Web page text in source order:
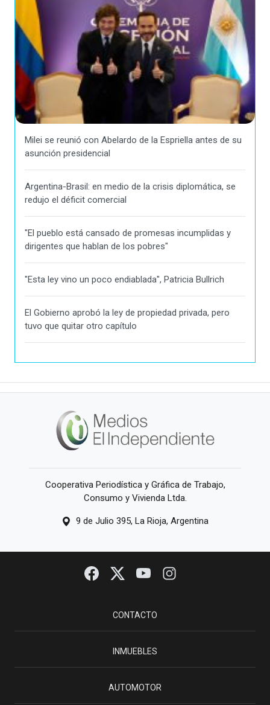
Milei se reunió con Abelardo de la Espriella antes de su
asunción presidencial
Argentina-Brasil: en medio de la crisis diplomática, se
redujo el déficit comercial
"El pueblo está cansado de promesas incumplidas y
dirigentes que hablan de los pobres"
"Esta ley vino un poco endiablada", Patricia Bullrich
El Gobierno aprobó la ley de propiedad privada, pero
tuvo que quitar otro capítulo
Cooperativa Periodística y Gráfica de Trabajo,
Consumo y Vivienda Ltda.
9 de Julio 395, La Rioja, Argentina
CONTACTO
INMUEBLES
AUTOMOTOR